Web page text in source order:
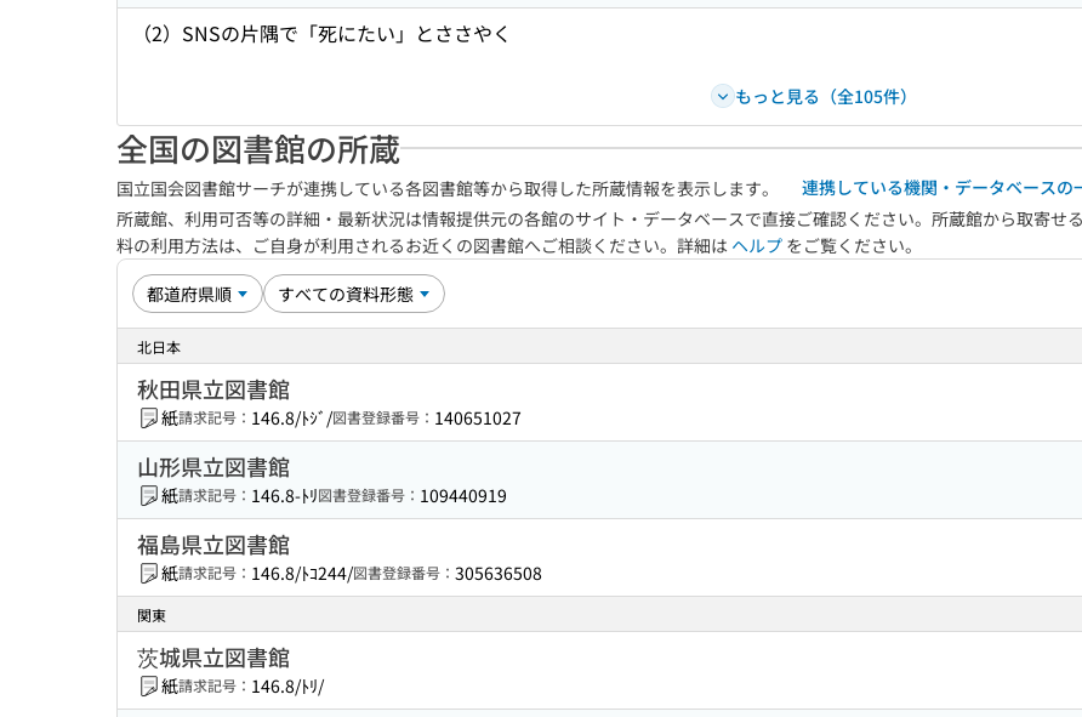
（2）SNSの片隅で「死にたい」とささやく
もっと見る（全105件）
全国の図書館の所蔵
国立国会図書館サーチが連携している各図書館等から取得した所蔵情報を表示します。
連携している機関・データベースの
所蔵館、利用可否等の詳細・最新状況は情報提供元の各館のサイト・データベースで直接ご確認ください。所蔵館から取寄せ
料の利用方法は、ご自身が利用されるお近くの図書館へご相談ください。詳細は ヘルプ をご覧ください。
北日本
秋田県立図書館
紙請求記号： 146.8/ﾄｼﾞ/図書登録番号： 140651027
山形県立図書館
紙請求記号： 146.8-ﾄﾘ図書登録番号： 109440919
福島県立図書館
紙請求記号： 146.8/ﾄｺ244/図書登録番号： 305636508
関東
茨城県立図書館
紙請求記号： 146.8/ﾄﾘ/